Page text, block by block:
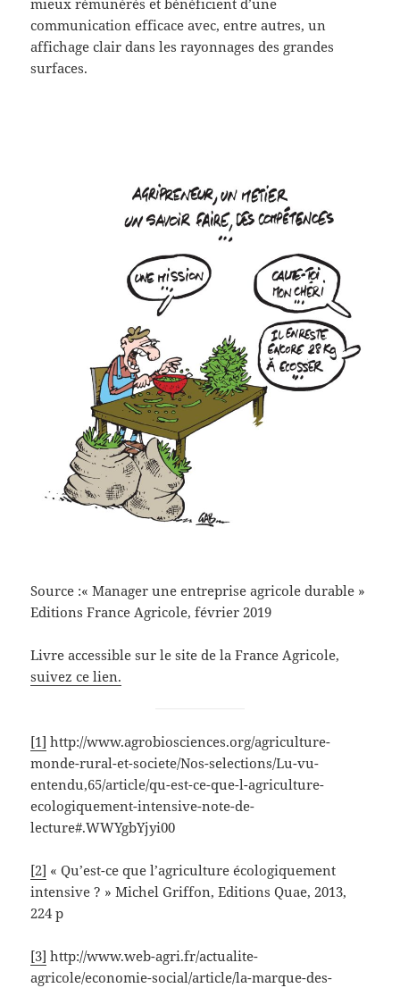
mieux rémunérés et bénéficient d’une
communication efficace avec, entre autres, un
affichage clair dans les rayonnages des grandes
surfaces.
Source :« Manager une entreprise agricole durable »
Editions France Agricole, février 2019
Livre accessible sur le site de la France Agricole,
suivez ce lien.
[1] http://www.agrobiosciences.org/agriculture-
monde-rural-et-societe/Nos-selections/Lu-vu-
entendu,65/article/qu-est-ce-que-l-agriculture-
ecologiquement-intensive-note-de-
lecture#.WWYgbYjyi00
[2] « Qu’est-ce que l’agriculture écologiquement
intensive ? » Michel Griffon, Editions Quae, 2013,
224 p
[3] http://www.web-agri.fr/actualite-
agricole/economie-social/article/la-marque-des-